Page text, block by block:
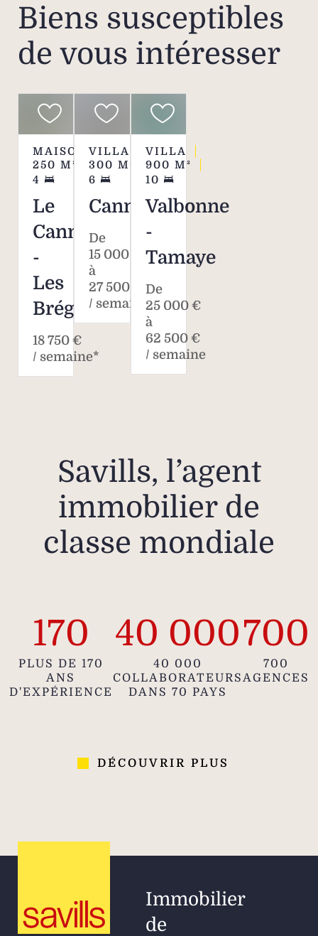
Biens susceptibles
de vous intéresser
MAISON
250 M²
4
Le
Cannet
-
Les
Bréguières
18 750 €
/ semaine*
VILLA
300 M²
6
Cannes
De
15 000 €
à
27 500 €
/ semaine
VILLA
900 M²
10
Valbonne
-
Tamaye
De
25 000 €
à
62 500 €
/ semaine
Savills, l’agent
immobilier de
classe mondiale
170
PLUS DE 170
ANS
D'EXPÉRIENCE
40 000
40 000
COLLABORATEURS
DANS 70 PAYS
700
700
AGENCES
DÉCOUVRIR PLUS
Immobilier
de